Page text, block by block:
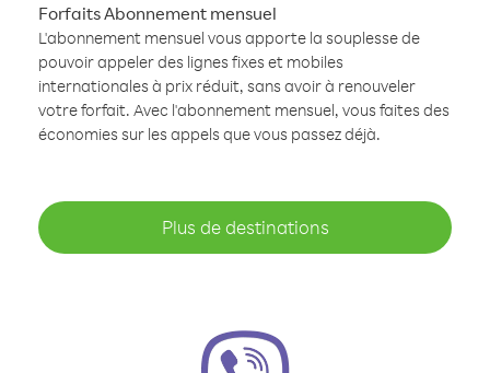
Forfaits Abonnement mensuel
L'abonnement mensuel vous apporte la souplesse de
pouvoir appeler des lignes fixes et mobiles
internationales à prix réduit, sans avoir à renouveler
votre forfait. Avec l'abonnement mensuel, vous faites des
économies sur les appels que vous passez déjà.
Plus de destinations